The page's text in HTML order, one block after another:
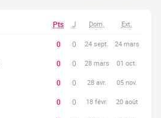
Pts J Dom. Ext.
0 0 24 sept. 24 mars
0 0 28 mars 01 oct.
0 0 28 avr. 05 nov.
0 0 18 févr. 20 août